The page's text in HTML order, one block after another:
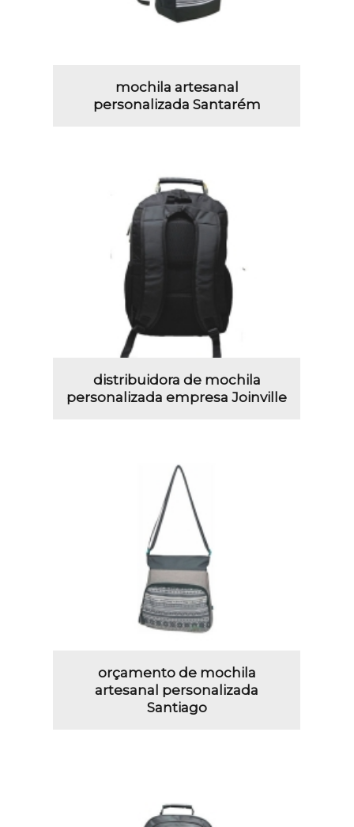
mochila artesanal
personalizada Santarém
distribuidora de mochila
personalizada empresa Joinville
orçamento de mochila
artesanal personalizada
Santiago